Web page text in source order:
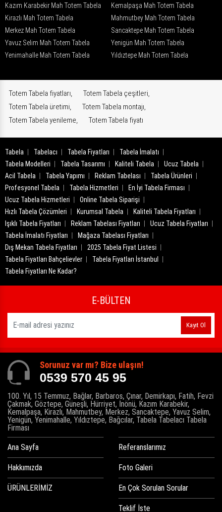
Kazım Karabekir Mah Totem Tabela
Kemalpaşa Mah Totem Tabela
Kirazlı Mah Totem Tabela
Mahmutbey Mah Totem Tabela
Merkez Mah Totem Tabela
Sancaktepe Mah Totem Tabela
Yavuz Selim Mah Totem Tabela
Yenigün Mah Totem Tabela
Yenimahalle Mah Totem Tabela
Yıldıztepe Mah Totem Tabela
Totem Tabela fiyatları,
Totem Tabela çeşitleri,
Totem Tabela üretimi,
Totem Tabela montajı,
Totem Tabela yenileme,
Totem Tabela fiyatı
Tabela Tabelacı Tabela Fiyatları
Tabela İmalatı
Tabela Modelleri
Tabela Tasarımı Kaliteli Tabela
Ucuz Tabela
Acil Tabela
Tabela Yapımı Reklam Tabelası
Tabela Ürünleri
Profesyonel Tabela
Tabela Hizmetleri
En İyi Tabela Firması
Ucuz Tabela Hizmetleri
Online Tabela Siparişi
Hızlı Tabela Çözümleri
Kurumsal Tabela
Kaliteli Tabela Fiyatları
Işıklı Tabela Fiyatları
Reklam Tabelası Fiyatları
Ucuz Tabela Fiyatları
Tabela İmalatı Fiyatları
Mağaza Tabelası Fiyatları
Dış Mekan Tabela Fiyatları
2025 Tabela Fiyat Listesi
Tabela Fiyatları Bahçelievler
Tabela Fiyatları İstanbul
Tabela Fiyatları Ne Kadar?
E-BÜLTEN
Kayıt Ol
Sorunuz var mı? Bize ulaşın!
0539 570 45 95
100. Yıl, 15 Temmuz, Bağlar, Barbaros, Çınar, Demirkapı, Fatih, Fevzi
Çakmak, Göztepe, Güneşli, Hürriyet, İnönü, Kazım Karabekir,
Kemalpaşa, Kirazlı, Mahmutbey, Merkez, Sancaktepe, Yavuz Selim,
Yenigün, Yenimahalle, Yıldıztepe, Bağcılar, Tabela Tabelacı Tabela
Firması
Ana Sayfa
Hakkımızda
ÜRÜNLERİMİZ
Referanslarımız
Foto Galeri
En Çok Sorulan Sorular
Teklif İste